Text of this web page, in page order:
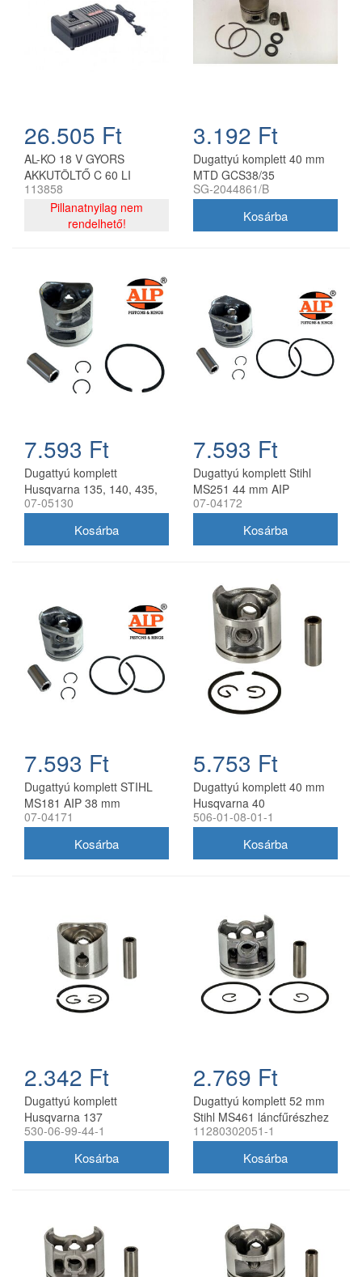
26.505 Ft
AL-KO 18 V GYORS
AKKUTÖLTŐ C 60 LI
KIFUTÓ TERMÉK
113858
Pillanatnyilag nem
rendelhető!
3.192 Ft
Dugattyú komplett 40 mm
MTD GCS38/35
láncfűrészhez
SG-2044861/B
7.593 Ft
Dugattyú komplett
Husqvarna 135, 140, 435,
440 AIP 41 mm
07-05130
7.593 Ft
Dugattyú komplett Stihl
MS251 44 mm AIP
07-04172
7.593 Ft
Dugattyú komplett STIHL
MS181 AIP 38 mm
07-04171
5.753 Ft
Dugattyú komplett 40 mm
Husqvarna 40
láncfűrészhez utángyártott
506-01-08-01-1
2.342 Ft
Dugattyú komplett
Husqvarna 137
láncfűrészhez 38 mm
530-06-99-44-1
2.769 Ft
Dugattyú komplett 52 mm
Stihl MS461 láncfűrészhez
utángyártott
11280302051-1